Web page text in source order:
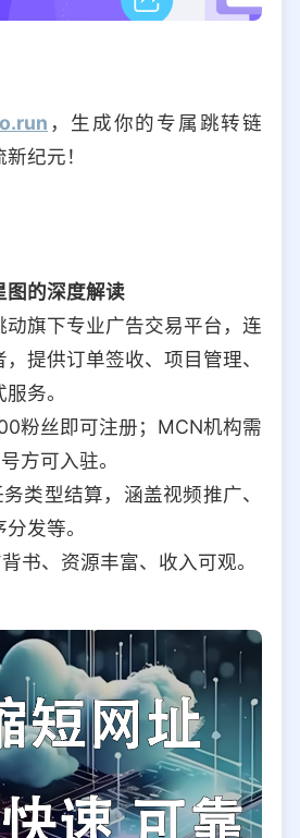
，生成你的专属跳转链
纪元！
图的深度解读
旗下专业广告交易平台，连
提供订单签收、项目管理、
务。
粉丝即可注册；MCN机构需
方可入驻。
类型结算，涵盖视频推广、
发等。
书、资源丰富、收入可观。